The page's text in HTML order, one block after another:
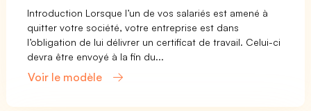
Introduction Lorsque l’un de vos salariés est amené à
quitter votre société, votre entreprise est dans
l’obligation de lui délivrer un certificat de travail. Celui-ci
devra être envoyé à la fin du...
Voir le modèle